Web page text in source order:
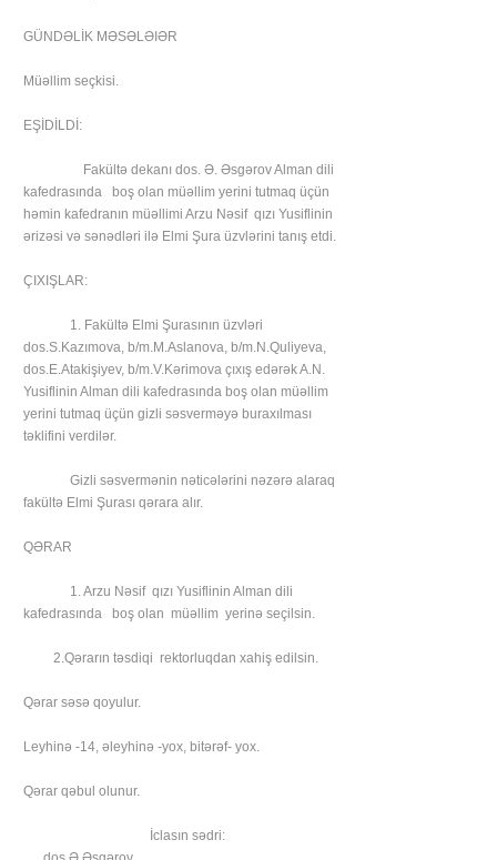
GÜNDƏLİK MƏSƏLƏIƏR
Müəllim seçkisi.
EŞİDİLDİ:
Fakültə dekanı dos. Ə. Əsgərov Alman dili
kafedrasında boş olan müəllim yerini tutmaq üçün
həmin kafedranın müəllimi Arzu Nəsif qızı Yusiflinin
ərizəsi və sənədləri ilə Elmi Şura üzvlərini tanış etdi.
ÇIXIŞLAR:
1. Fakültə Elmi Şurasının üzvləri
dos.S.Kazımova, b/m.M.Aslanova, b/m.N.Quliyeva,
dos.E.Atakişiyev, b/m.V.Kərimova çıxış edərək A.N.
Yusiflinin Alman dili kafedrasında boş olan müəllim
yerini tutmaq üçün gizli səsverməyə buraxılması
təklifini verdilər.
Gizli səsvermənin nəticələrini nəzərə alaraq
fakültə Elmi Şurası qərara alır.
QƏRAR
1. Arzu Nəsif qızı Yusiflinin Alman dili
kafedrasında boş olan müəllim yerinə seçilsin.
2.Qərarın təsdiqi rektorluqdan xahiş edilsin.
Qərar səsə qoyulur.
Leyhinə -14, əleyhinə -yox, bitərəf- yox.
Qərar qəbul olunur.
İclasın sədri: